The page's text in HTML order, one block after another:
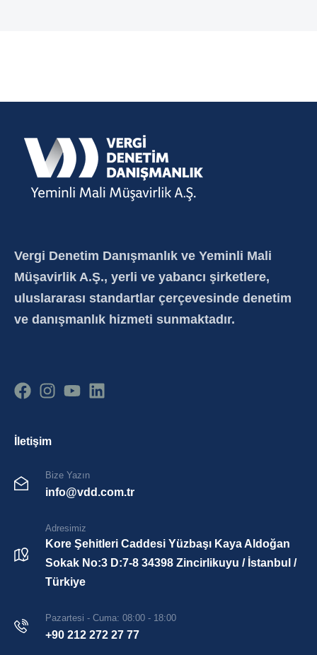
Vergi Denetim Danışmanlık ve Yeminli Mali
Müşavirlik A.Ş., yerli ve yabancı şirketlere,
uluslararası standartlar çerçevesinde denetim
ve danışmanlık hizmeti sunmaktadır.
İletişim
Bize Yazın
info@vdd.com.tr
Adresimiz
Kore Şehitleri Caddesi Yüzbaşı Kaya Aldoğan
Sokak No:3 D:7-8 34398 Zincirlikuyu / İstanbul /
Türkiye
Pazartesi - Cuma: 08:00 - 18:00
+90 212 272 27 77